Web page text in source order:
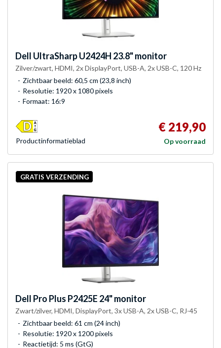
Dell UltraSharp U2424H 23.8" monitor
Zilver/zwart, HDMI, 2x DisplayPort, USB-A, 2x USB-C, 120 Hz
Zichtbaar beeld: 60,5 cm (23,8 inch)
Resolutie: 1920 x 1080 pixels
Formaat: 16:9
€ 219,90
Op voorraad
Product­informatieblad
GRATIS VERZENDING
Dell Pro Plus P2425E 24" monitor
Zwart/zilver, HDMI, DisplayPort, 3x USB-A, 2x USB-C, RJ-45
Zichtbaar beeld: 61 cm (24 inch)
Resolutie: 1920 x 1200 pixels
Reactietijd: 5 ms (GtG)